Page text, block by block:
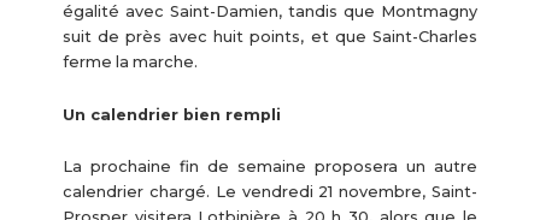
égalité avec Saint-Damien, tandis que Montmagny
suit de près avec huit points, et que Saint-Charles
ferme la marche.
Un calendrier bien rempli
La prochaine fin de semaine proposera un autre
calendrier chargé. Le vendredi 21 novembre, Saint-